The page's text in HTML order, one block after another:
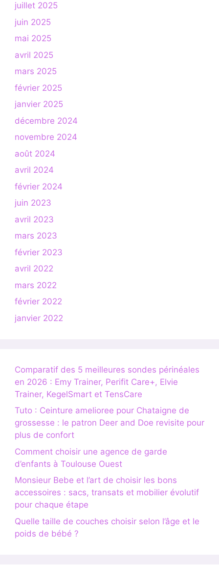
juillet 2025
juin 2025
mai 2025
avril 2025
mars 2025
février 2025
janvier 2025
décembre 2024
novembre 2024
août 2024
avril 2024
février 2024
juin 2023
avril 2023
mars 2023
février 2023
avril 2022
mars 2022
février 2022
janvier 2022
Comparatif des 5 meilleures sondes périnéales
en 2026 : Emy Trainer, Perifit Care+, Elvie
Trainer, KegelSmart et TensCare
Tuto : Ceinture amelioree pour Chataigne de
grossesse : le patron Deer and Doe revisite pour
plus de confort
Comment choisir une agence de garde
d’enfants à Toulouse Ouest
Monsieur Bebe et l’art de choisir les bons
accessoires : sacs, transats et mobilier évolutif
pour chaque étape
Quelle taille de couches choisir selon l’âge et le
poids de bébé ?